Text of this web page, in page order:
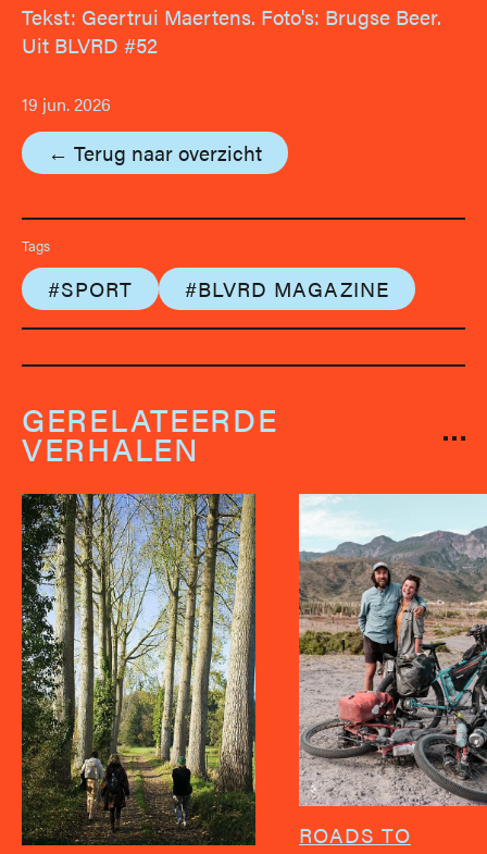
Tekst: Geertrui Maertens. Foto's: Brugse Beer.
Uit BLVRD #52
19 jun. 2026
← Terug naar overzicht
Tags
#SPORT #BLVRD MAGAZINE
GERELATEERDE
VERHALEN
ROADS TO